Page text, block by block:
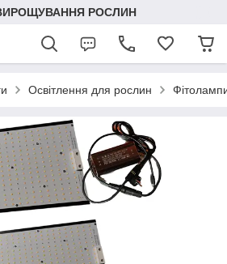
РОСЛИН
Освітлення для рослин